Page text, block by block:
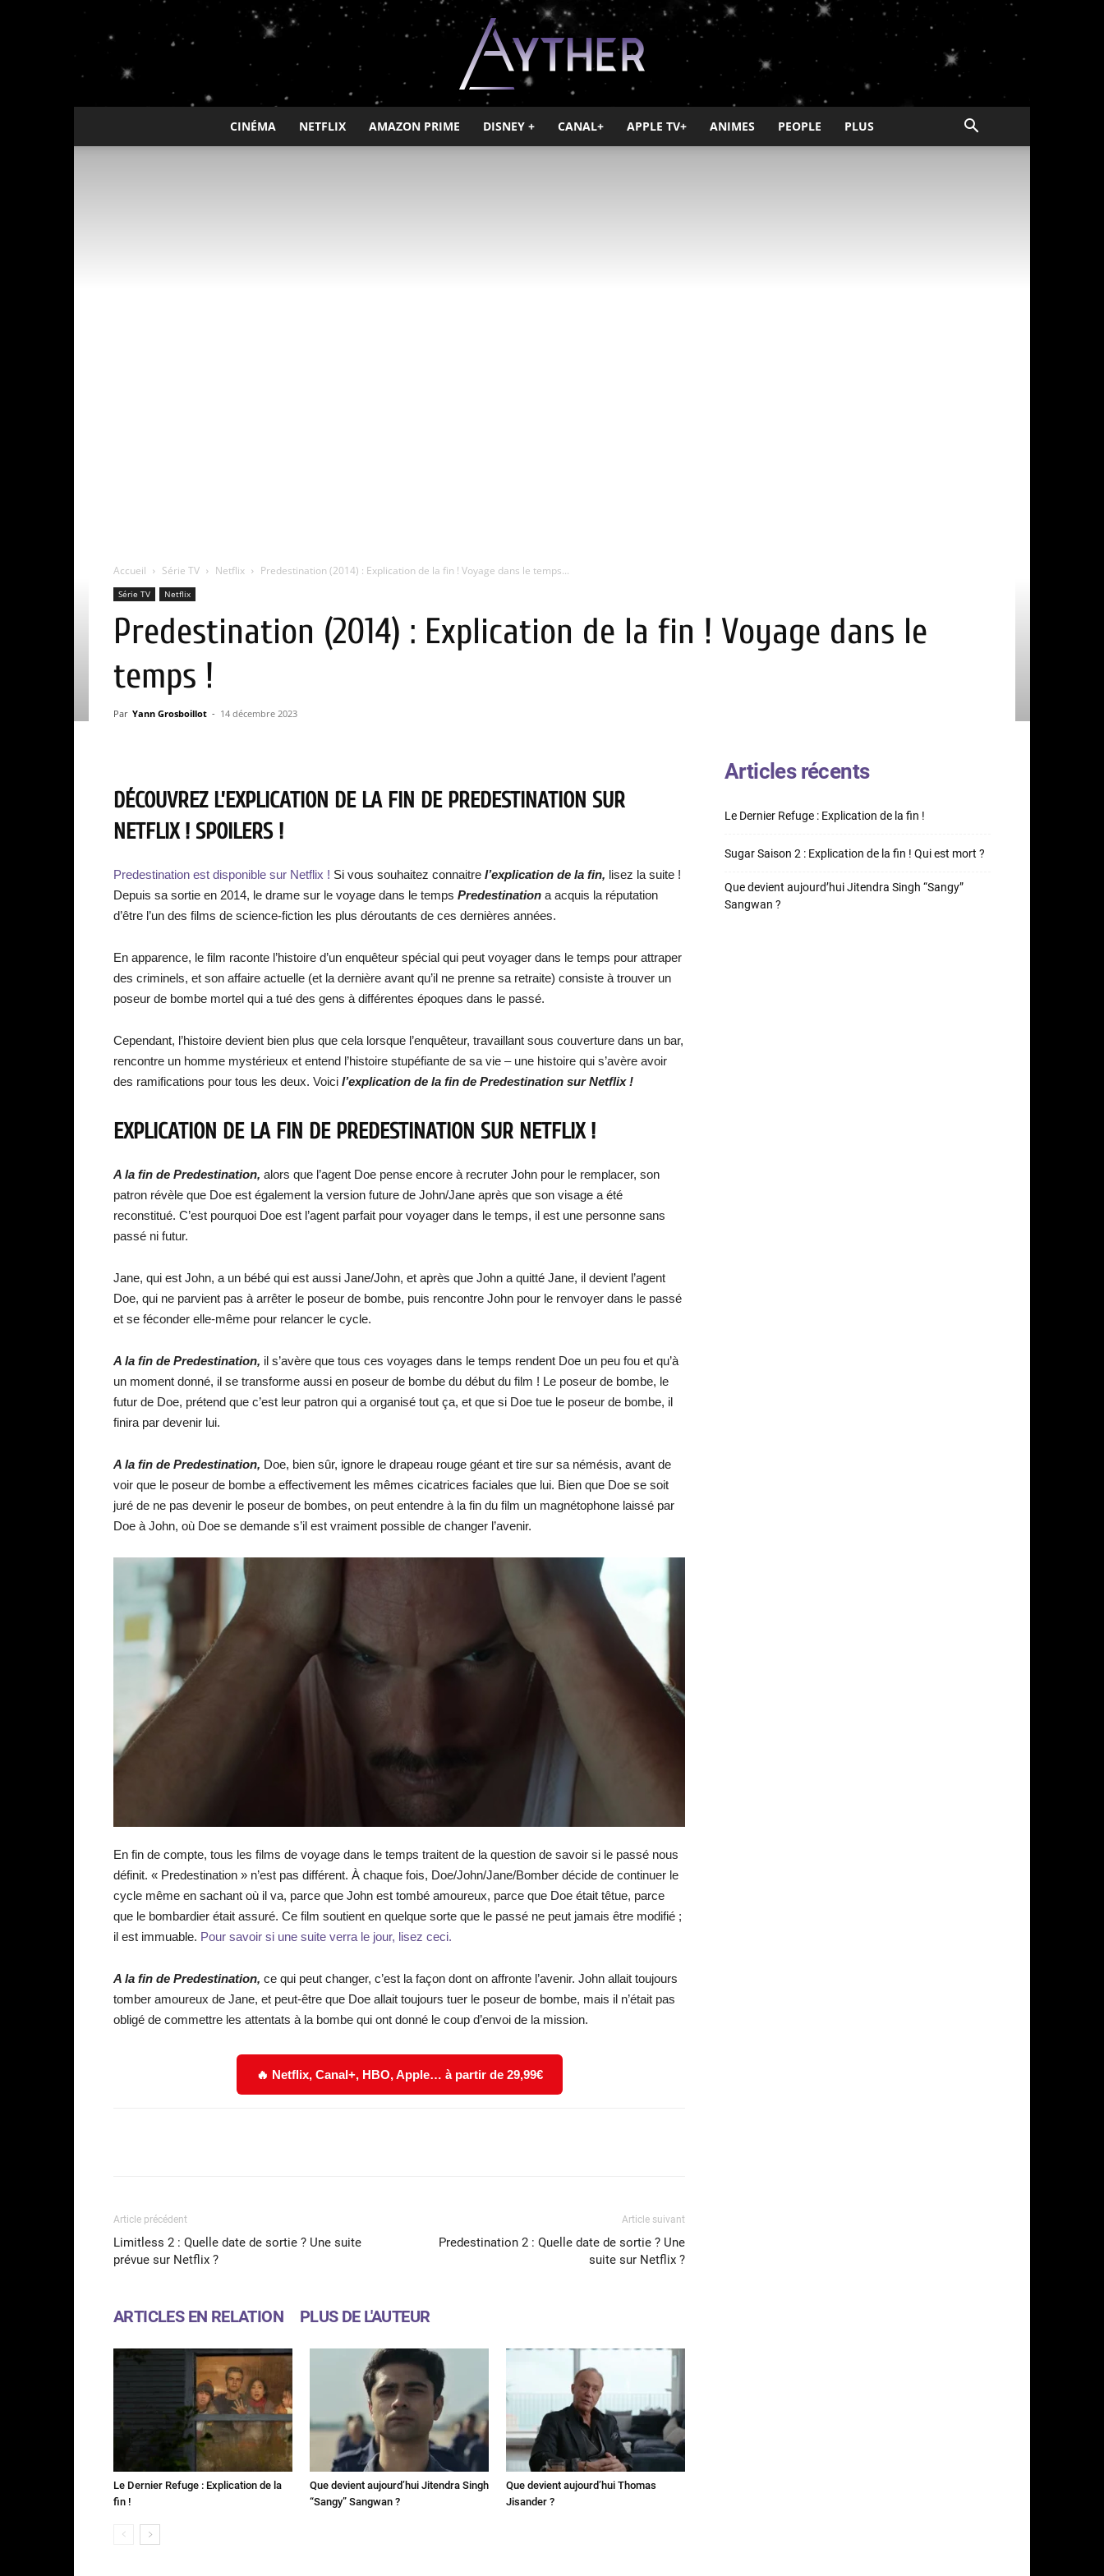
Ayther
CINÉMA NETFLIX AMAZON PRIME DISNEY + CANAL+ APPLE TV+ ANIMES PEOPLE PLUS
Accueil Série TV Netflix Predestination (2014) : Explication de la fin ! Voyage dans le temps...
Série TV Netflix
Predestination (2014) : Explication de la fin ! Voyage dans le
temps !
Par Yann Grosboillot - 14 décembre 2023
DÉCOUVREZ L’EXPLICATION DE LA FIN DE PREDESTINATION SUR
NETFLIX ! SPOILERS !
Predestination est disponible sur Netflix ! Si vous souhaitez connaitre l’explication de la fin, lisez la suite !
Depuis sa sortie en 2014, le drame sur le voyage dans le temps Predestination a acquis la réputation
d’être l’un des films de science-fiction les plus déroutants de ces dernières années.
En apparence, le film raconte l’histoire d’un enquêteur spécial qui peut voyager dans le temps pour attraper
des criminels, et son affaire actuelle (et la dernière avant qu’il ne prenne sa retraite) consiste à trouver un
poseur de bombe mortel qui a tué des gens à différentes époques dans le passé.
Cependant, l’histoire devient bien plus que cela lorsque l’enquêteur, travaillant sous couverture dans un bar,
rencontre un homme mystérieux et entend l’histoire stupéfiante de sa vie – une histoire qui s’avère avoir
des ramifications pour tous les deux. Voici l’explication de la fin de Predestination sur Netflix !
EXPLICATION DE LA FIN DE PREDESTINATION SUR NETFLIX !
A la fin de Predestination, alors que l’agent Doe pense encore à recruter John pour le remplacer, son
patron révèle que Doe est également la version future de John/Jane après que son visage a été
reconstitué. C’est pourquoi Doe est l’agent parfait pour voyager dans le temps, il est une personne sans
passé ni futur.
Jane, qui est John, a un bébé qui est aussi Jane/John, et après que John a quitté Jane, il devient l’agent
Doe, qui ne parvient pas à arrêter le poseur de bombe, puis rencontre John pour le renvoyer dans le passé
et se féconder elle-même pour relancer le cycle.
A la fin de Predestination, il s’avère que tous ces voyages dans le temps rendent Doe un peu fou et qu’à
un moment donné, il se transforme aussi en poseur de bombe du début du film ! Le poseur de bombe, le
futur de Doe, prétend que c’est leur patron qui a organisé tout ça, et que si Doe tue le poseur de bombe, il
finira par devenir lui.
A la fin de Predestination, Doe, bien sûr, ignore le drapeau rouge géant et tire sur sa némésis, avant de
voir que le poseur de bombe a effectivement les mêmes cicatrices faciales que lui. Bien que Doe se soit
juré de ne pas devenir le poseur de bombes, on peut entendre à la fin du film un magnétophone laissé par
Doe à John, où Doe se demande s’il est vraiment possible de changer l’avenir.
En fin de compte, tous les films de voyage dans le temps traitent de la question de savoir si le passé nous
définit. « Predestination » n’est pas différent. À chaque fois, Doe/John/Jane/Bomber décide de continuer le
cycle même en sachant où il va, parce que John est tombé amoureux, parce que Doe était têtue, parce
que le bombardier était assuré. Ce film soutient en quelque sorte que le passé ne peut jamais être modifié ;
il est immuable. Pour savoir si une suite verra le jour, lisez ceci.
A la fin de Predestination, ce qui peut changer, c’est la façon dont on affronte l’avenir. John allait toujours
tomber amoureux de Jane, et peut-être que Doe allait toujours tuer le poseur de bombe, mais il n’était pas
obligé de commettre les attentats à la bombe qui ont donné le coup d’envoi de la mission.
🔥 Netflix, Canal+, HBO, Apple… à partir de 29,99€
Article précédent
Limitless 2 : Quelle date de sortie ? Une suite
prévue sur Netflix ?
Article suivant
Predestination 2 : Quelle date de sortie ? Une
suite sur Netflix ?
ARTICLES EN RELATION PLUS DE L'AUTEUR
Le Dernier Refuge : Explication de la
fin !
Que devient aujourd’hui Jitendra Singh
“Sangy” Sangwan ?
Que devient aujourd’hui Thomas
Jisander ?
Articles récents
Le Dernier Refuge : Explication de la fin !
Sugar Saison 2 : Explication de la fin ! Qui est mort ?
Que devient aujourd’hui Jitendra Singh “Sangy”
Sangwan ?